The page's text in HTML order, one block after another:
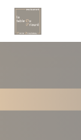
Cookie管理面板